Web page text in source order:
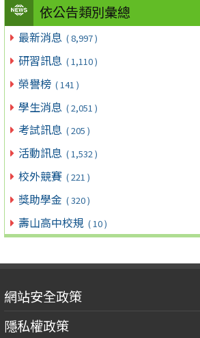
依公告類別彙總
最新消息 ( 8,997 )
研習訊息 ( 1,110 )
榮譽榜 ( 141 )
學生消息 ( 2,051 )
考試訊息 ( 205 )
活動訊息 ( 1,532 )
校外競賽 ( 221 )
獎助學金 ( 320 )
壽山高中校規 ( 10 )
網站安全政策
隱私權政策